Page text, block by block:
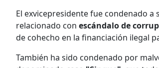
El exvicepresidente fue condenado
relacionado con escándalo de
de cohecho en la financiación ilegal
También ha sido condenado por